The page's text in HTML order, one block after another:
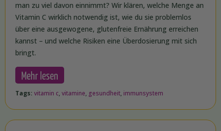
man zu viel davon einnimmt? Wir klären, welche Menge an
Vitamin C wirklich notwendig ist, wie du sie problemlos
über eine ausgewogene, glutenfreie Ernährung erreichen
kannst – und welche Risiken eine Überdosierung mit sich
bringt.
Mehr lesen
Tags: vitamin c, vitamine, gesundheit, immunsystem